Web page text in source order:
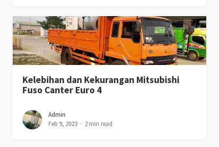
Kelebihan dan Kekurangan Mitsubishi
Fuso Canter Euro 4
Admin
Feb 9, 2023
2 min read